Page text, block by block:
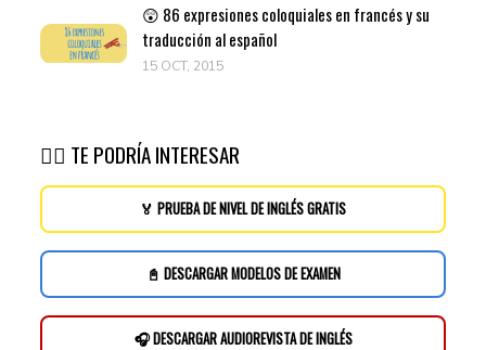
😲 86 expresiones coloquiales en francés y su
traducción al español
15 OCT, 2015
👉🏽 TE PODRÍA INTERESAR
🏅 PRUEBA DE NIVEL DE INGLÉS GRATIS
📓 DESCARGAR MODELOS DE EXAMEN
🎧 DESCARGAR AUDIOREVISTA DE INGLÉS